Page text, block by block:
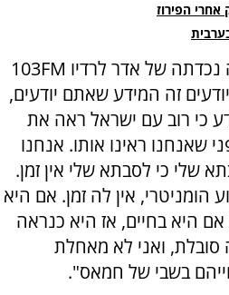
הפירוז
לפני כשבועיים התראיינה נכדתה של אדר לרדיו 103FM
זה המידע שאתם יודעים,
כי רוב עם ישראל ראה את
שאנחנו ראינו אותו. אנחנו
שלי כי לסבתא שלי אין זמן.
הומניטרי, אין לה זמן. אם היא
אם היא בחיים, אז היא כנראה
סובלת, ואני לא מאחלת
בשבי של חמאס".